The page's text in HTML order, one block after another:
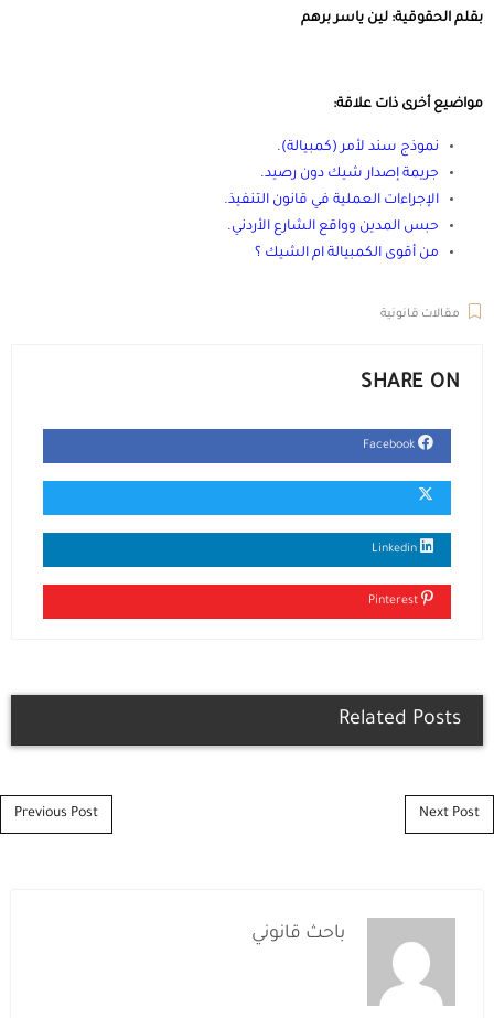
بقلم الحقوقية: لين ياسر برهم
مواضيع أخرى ذات علاقة:
نموذج سند لأمر (كمبيالة).
جريمة إصدار شيك دون رصيد.
الإجراءات العملية في قانون التنفيذ.
حبس المدين وواقع الشارع الأردني.
من أقوى الكمبيالة ام الشيك ؟
مقالات قانونية
SHARE ON
Related Posts
Post navigation
Previous Post Next Post
باحث قانوني